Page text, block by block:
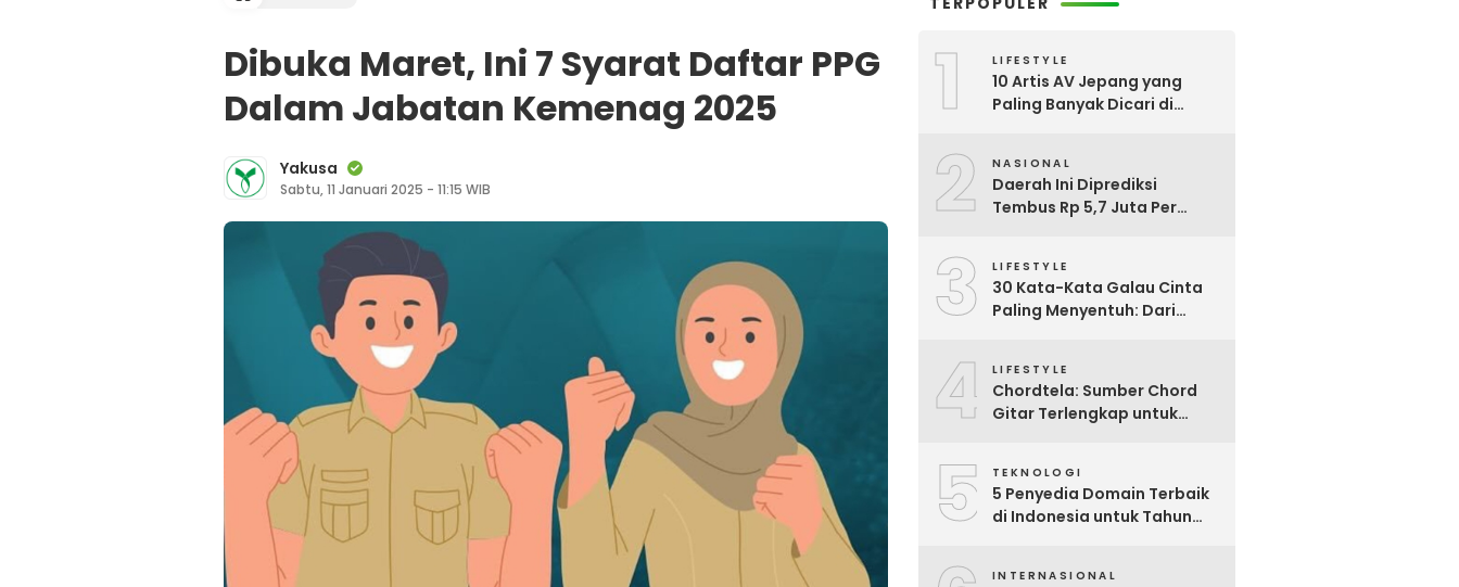
Dibuka Maret, Ini 7 Syarat Daftar PPG
Dalam Jabatan Kemenag 2025
Yakusa
Sabtu, 11 Januari 2025 - 11:15 WIB
1 LIFESTYLE
10 Artis AV Jepang yang
Paling Banyak Dicari di
2 NASIONAL
Daerah Ini Diprediksi
Tembus Rp 5,7 Juta Per
Upah Minimum 2026
3 LIFESTYLE
30 Kata-Kata Galau Cinta
Paling Menyentuh: Dari
4 LIFESTYLE
Chordtela: Sumber Chord
Gitar Terlengkap untuk
5 TEKNOLOGI
5 Penyedia Domain Terbaik
di Indonesia untuk Tahun
INTERNASIONAL